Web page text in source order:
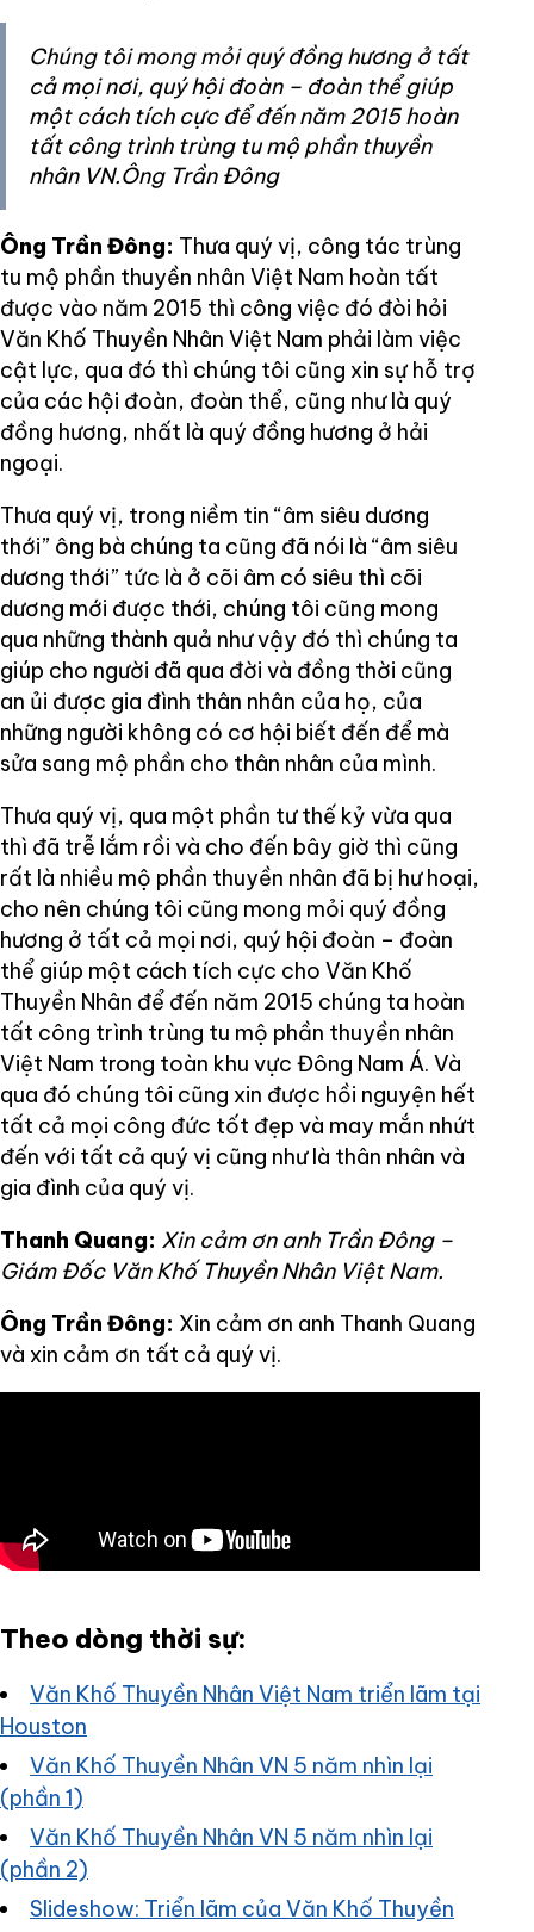
Chúng tôi mong mỏi quý đồng hương ở tất
cả mọi nơi, quý hội đoàn – đoàn thể giúp
một cách tích cực để đến năm 2015 hoàn
tất công trình trùng tu mộ phần thuyền
nhân VN.Ông Trần Đông
Ông Trần Đông: Thưa quý vị, công tác trùng
tu mộ phần thuyền nhân Việt Nam hoàn tất
được vào năm 2015 thì công việc đó đòi hỏi
Văn Khố Thuyền Nhân Việt Nam phải làm việc
cật lực, qua đó thì chúng tôi cũng xin sự hỗ trợ
của các hội đoàn, đoàn thể, cũng như là quý
đồng hương, nhất là quý đồng hương ở hải
ngoại.
Thưa quý vị, trong niềm tin “âm siêu dương
thới” ông bà chúng ta cũng đã nói là “âm siêu
dương thới” tức là ở cõi âm có siêu thì cõi
dương mới được thới, chúng tôi cũng mong
qua những thành quả như vậy đó thì chúng ta
giúp cho người đã qua đời và đồng thời cũng
an ủi được gia đình thân nhân của họ, của
những người không có cơ hội biết đến để mà
sửa sang mộ phần cho thân nhân của mình.
Thưa quý vị, qua một phần tư thế kỷ vừa qua
thì đã trễ lắm rồi và cho đến bây giờ thì cũng
rất là nhiều mộ phần thuyền nhân đã bị hư hoại,
cho nên chúng tôi cũng mong mỏi quý đồng
hương ở tất cả mọi nơi, quý hội đoàn – đoàn
thể giúp một cách tích cực cho Văn Khố
Thuyền Nhân để đến năm 2015 chúng ta hoàn
tất công trình trùng tu mộ phần thuyền nhân
Việt Nam trong toàn khu vực Đông Nam Á. Và
qua đó chúng tôi cũng xin được hồi nguyện hết
tất cả mọi công đức tốt đẹp và may mắn nhứt
đến với tất cả quý vị cũng như là thân nhân và
gia đình của quý vị.
Thanh Quang: Xin cảm ơn anh Trần Đông –
Giám Đốc Văn Khố Thuyền Nhân Việt Nam.
Ông Trần Đông: Xin cảm ơn anh Thanh Quang
và xin cảm ơn tất cả quý vị.
Theo dòng thời sự:
Văn Khố Thuyền Nhân Việt Nam triển lãm tại
Houston
Văn Khố Thuyền Nhân VN 5 năm nhìn lại
(phần 1)
Văn Khố Thuyền Nhân VN 5 năm nhìn lại
(phần 2)
Slideshow: Triển lãm của Văn Khố Thuyền